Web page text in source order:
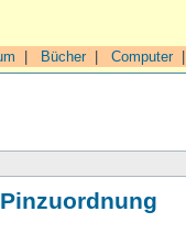
Bücher| Computer